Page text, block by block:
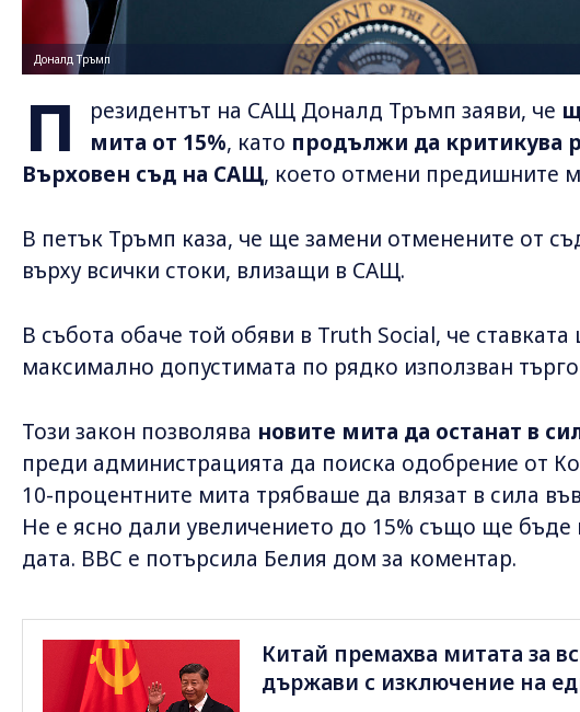
Доналд Тръмп
П резидентът на САЩ Доналд Тръмп заяви, че
мита от 15%, като продължи да критикува
Върховен съд на САЩ, което отмени предишните
В петък Тръмп каза, че ще замени отменените от
върху всички стоки, влизащи в САЩ.
В събота обаче той обяви в Truth Social, че
максимално допустимата по рядко използван
Този закон позволява новите мита да останат в
преди администрацията да поиска одобрение от
10-процентните мита трябваше да влязат в сила
Не е ясно дали увеличението до 15% също ще бъде
дата. BBC е потърсила Белия дом за коментар.
Китай премахва митата за
държави с изключение на